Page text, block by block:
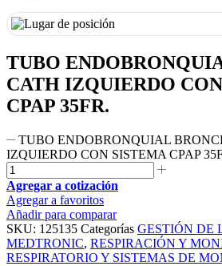
TUBO
CATH IZQUIERDO
CPAP 35FR.
TUBO ENDOBRONQUIAL
IZQUIERDO CON SISTEMA CPAP
Agregar a cotización
Agregar a favoritos
Añadir para comparar
SKU: 125135 Categorías GESTIÓN DE
MEDTRONIC, RESPIRACIÓN Y
RESPIRATORIO Y SISTEMAS DE